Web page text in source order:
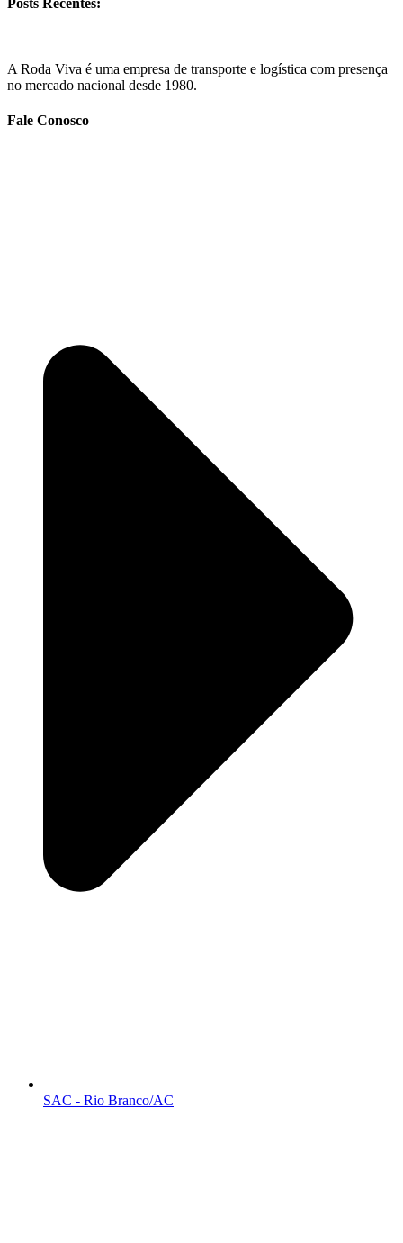
A Roda Viva é uma empresa de transporte e logística com presença
no mercado nacional desde 1980.
Fale Conosco
SAC - Rio Branco/AC